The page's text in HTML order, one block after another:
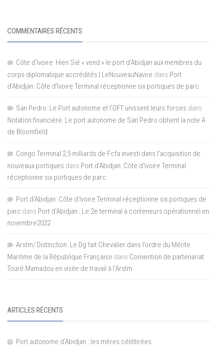
COMMENTAIRES RÉCENTS
Côte d'Ivoire: Hien Sié « vend » le port d'Abidjan aux membres du
corps diplomatique accrédités | LeNouveauNavire dans Port
d’Abidjan: Côte d’Ivoire Terminal réceptionne six portiques de parc
San Pedro: Le Port autonome et l’OFT unissent leurs forces dans
Notation financière: Le port autonome de San Pedro obtient la note A
de Bloomfield
Congo Terminal 2,5 milliards de Fcfa investi dans l’acquisition de
nouveaux portiques dans Port d’Abidjan: Côte d’Ivoire Terminal
réceptionne six portiques de parc
Port d'Abidjan: Côte d’Ivoire Terminal réceptionne six portiques de
parc dans Port d’Abidjan : Le 2e terminal à conteneurs opérationnel en
novembre2022
Arstm/ Distinction: Le Dg fait Chevalier dans l’ordre du Mérite
Maritime de la République Française dans Convention de partenariat:
Touré Mamadou en visite de travail à l’Arstm
ARTICLES RÉCENTS
Port autonome d’Abidjan : les mères célébrées